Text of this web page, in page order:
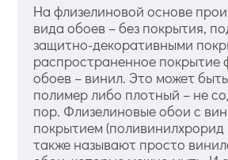
На флизелиновой основе
вида обоев – без покрытия,
защитно-декоративными
распространенное покрытие
обоев – винил. Это может
полимер либо плотный – не
пор. Флизелиновые обои с
покрытием
также называют просто